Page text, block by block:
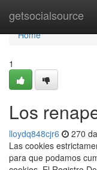
getsocialsource
Home
Home
1
Los
lloydq848cjr6 270
Las cookies
para que podamos